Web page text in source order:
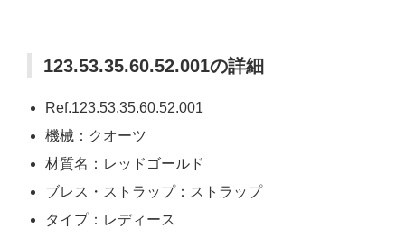
123.53.35.60.52.001の詳細
Ref.123.53.35.60.52.001
機械：クオーツ
材質名：レッドゴールド
ブレス・ストラップ：ストラップ
タイプ：レディース